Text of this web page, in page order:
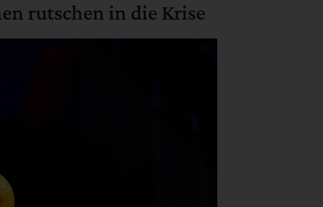
rutschen in die Krise